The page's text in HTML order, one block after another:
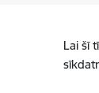
Lai šī